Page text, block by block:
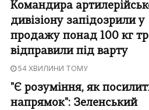
Командира
дивізіону запідозрили у
продажу понад 100 кг
відправили під варту
54 ХВИЛИНИ ТОМУ
"Є розуміння, як
напрямок": Зеленський